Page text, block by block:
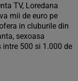
TV, Loredana
mii de euro pe
in cluburile din
sexoasa
500 si 1.000 de